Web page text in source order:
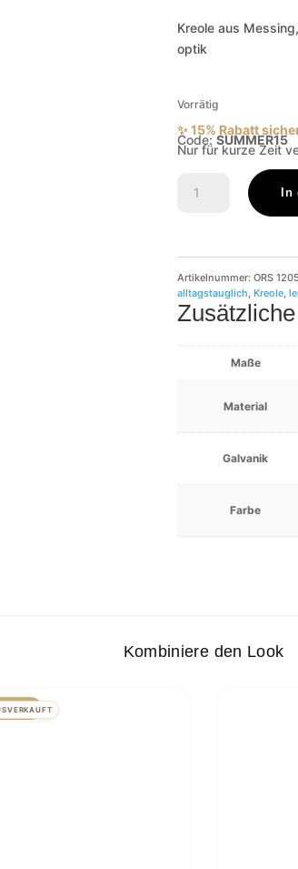
Kreole aus
optik
Vorrätig
✨ 15% Rabatt
Code:SUMMER15
Nur für kurze Zeit
Menge
Artikelnummer:ORS
alltagstauglich ,Kreole ,
Maße
Material
Galvanik
Farbe
Kombiniere den Look